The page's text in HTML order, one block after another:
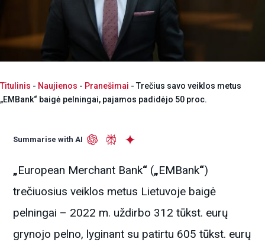
Titulinis - Naujienos - Pranešimai - Trečius savo veiklos metus
„EMBank“ baigė pelningai, pajamos padidėjo 50 proc.
Summarise with AI
„European Merchant Bank“ („EMBank“)
trečiuosius veiklos metus Lietuvoje baigė
pelningai – 2022 m. uždirbo 312 tūkst. eurų
grynojo pelno, lyginant su patirtu 605 tūkst. eurų